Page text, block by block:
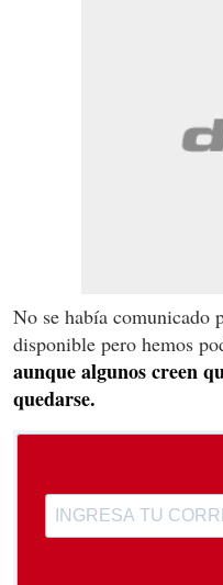
No se había comunicado
disponible pero hemos
aunque algunos creen
quedarse.